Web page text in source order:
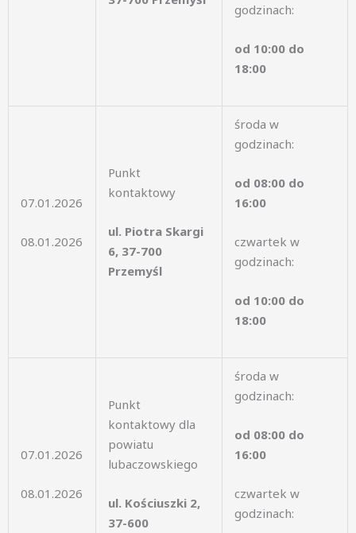
godzinach:
od 10:00 do
18:00
07.01.2026
08.01.2026
Punkt
kontaktowy
ul. Piotra Skargi
6, 37-700
Przemyśl
środa w
godzinach:
od 08:00 do
16:00
czwartek w
godzinach:
od 10:00 do
18:00
07.01.2026
08.01.2026
Punkt
kontaktowy dla
powiatu
lubaczowskiego
ul. Kościuszki 2,
37-600
środa w
godzinach:
od 08:00 do
16:00
czwartek w
godzinach: